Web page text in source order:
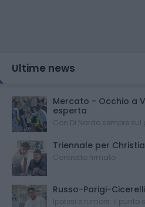
Ultime news
Mercato - Occhio a
esperta
Con Di Nardo sempre sul
Triennale per
Contratto firmato
Russo-Parigi-
Ipotesi e rumors: il punto